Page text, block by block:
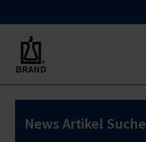
News Artikel Suche